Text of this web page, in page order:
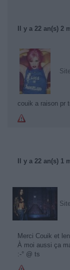
Il y a 22 an(s) 2
couik a raison pr
Il y a 22 an(s) 1
Merci Couik et
À moi aussi ça
:-° @ ts